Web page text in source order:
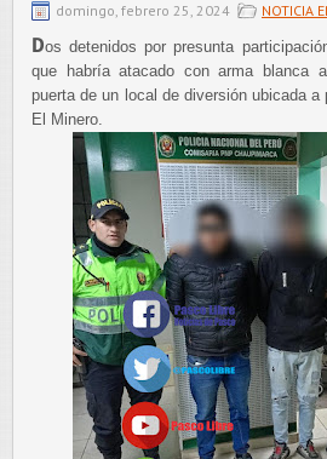
domingo, febrero 25, 2024 NOTICIA
Dos detenidos por presunta
que habría atacado con arma blanca
puerta de un local de diversión ubicada
El Minero.